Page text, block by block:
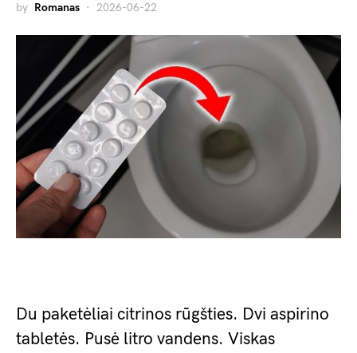
by Romanas 2026-06-22
Du paketėliai citrinos rūgšties. Dvi aspirino
tabletės. Pusė litro vandens. Viskas